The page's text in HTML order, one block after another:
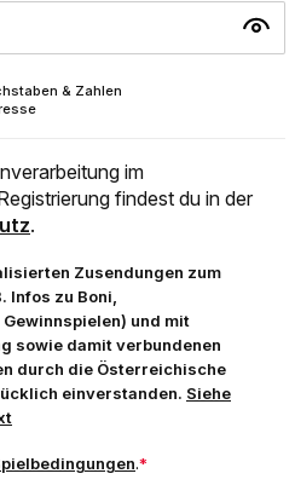
im
findest du in der
.
Zusendungen zum
Infos zu Boni,
und mit
sowie damit verbundenen
durch die Österreichische
einverstanden. Siehe